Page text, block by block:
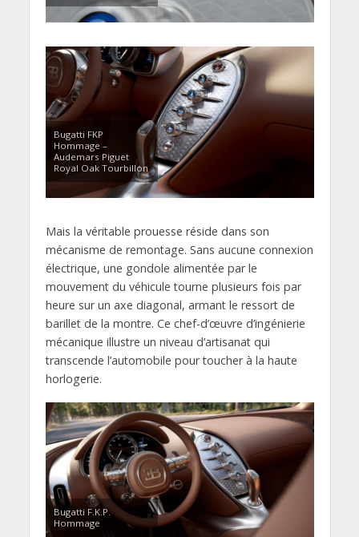
Bugatti FKP
Hommage –
Audemars Piguet
Royal Oak Tourbillon
Mais la véritable prouesse réside dans son
mécanisme de remontage. Sans aucune connexion
électrique, une gondole alimentée par le
mouvement du véhicule tourne plusieurs fois par
heure sur un axe diagonal, armant le ressort de
barillet de la montre. Ce chef-d’œuvre d’ingénierie
mécanique illustre un niveau d’artisanat qui
transcende l’automobile pour toucher à la haute
horlogerie.
Bugatti F.K.P.
Hommage